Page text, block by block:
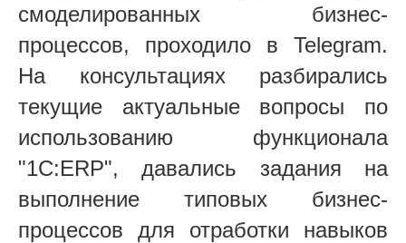
смоделированных бизнес-
процессов, проходило в Telegram.
На консультациях разбирались
текущие актуальные вопросы по
использованию функционала
"1С:ERP", давались задания на
выполнение типовых бизнес-
процессов для отработки навыков